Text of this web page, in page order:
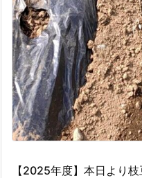
【2025年度】本日より